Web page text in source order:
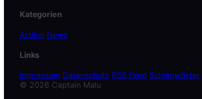
Kategorien
Artikel News
Links
Impressum Datenschutz RSS Feed Schlagwörter
© 2026 Captain Malu